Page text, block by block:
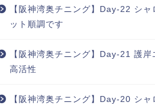
【阪神湾奥チニング】Day-22 シャ
ット順調です
【阪神湾奥チニング】Day-21 護岸
高活性
【阪神湾奥チニング】Day-20 シャ